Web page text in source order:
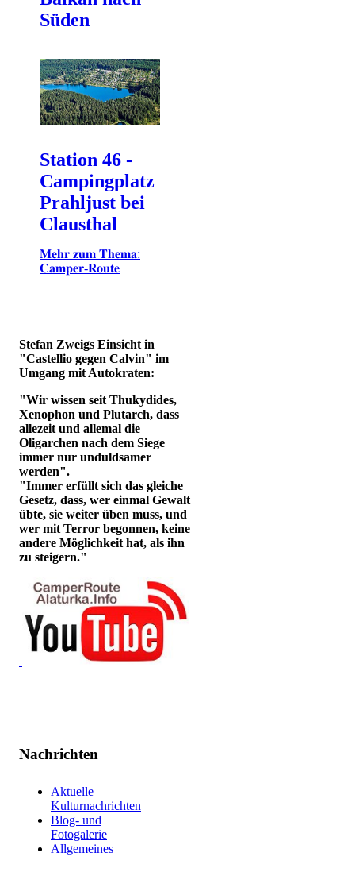
Süden
Station 46 -
Campingplatz
Prahljust bei
Clausthal
𝐌𝐞𝐡𝐫 𝐳𝐮𝐦 𝐓𝐡𝐞𝐦𝐚:
𝐂𝐚𝐦𝐩𝐞𝐫-𝐑𝐨𝐮𝐭𝐞
Stefan Zweigs Einsicht in
"Castellio gegen Calvin" im
Umgang mit Autokraten:
"Wir wissen seit Thukydides,
Xenophon und Plutarch, dass
allezeit und allemal die
Oligarchen nach dem Siege
immer nur unduldsamer
werden".
"Immer erfüllt sich das gleiche
Gesetz, dass, wer einmal Gewalt
übte, sie weiter üben muss, und
wer mit Terror begonnen, keine
andere Möglichkeit hat, als ihn
zu steigern."
Nachrichten
Aktuelle
Kulturnachrichten
Blog- und
Fotogalerie
Allgemeines